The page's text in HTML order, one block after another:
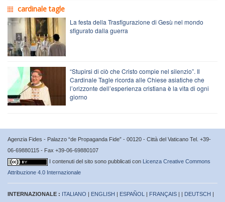
cardinale tagle
La festa della Trasfigurazione di Gesù nel mondo
sfigurato dalla guerra
“Stupirsi di ciò che Cristo compie nel silenzio”. Il
Cardinale Tagle ricorda alle Chiese asiatiche che
l’orizzonte dell’esperienza cristiana è la vita di ogni
giorno
Agenzia Fides - Palazzo “de Propaganda Fide” - 00120 - Città del Vaticano Tel. +39-
06-69880115 - Fax +39-06-69880107
I contenuti del sito sono pubblicati con Licenza Creative Commons
Attribuzione 4.0 Internazionale
INTERNAZIONALE : ITALIANO | ENGLISH | ESPAÑOL | FRANÇAIS | | DEUTSCH |